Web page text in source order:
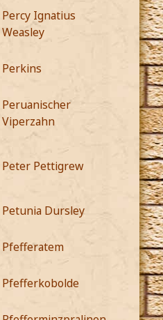
Percy Ignatius
Weasley
Perkins
Peruanischer
Viperzahn
Peter Pettigrew
Petunia Dursley
Pfefferatem
Pfefferkobolde